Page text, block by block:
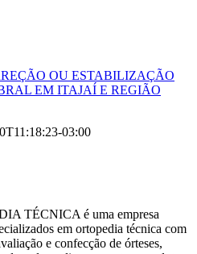
OU ESTABILIZAÇÃO
EM ITAJAÍ E REGIÃO
03:00
TÉCNICA é uma empresa
em ortopedia técnica com
e confecção de órteses,